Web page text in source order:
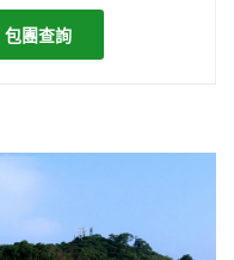
包團查詢